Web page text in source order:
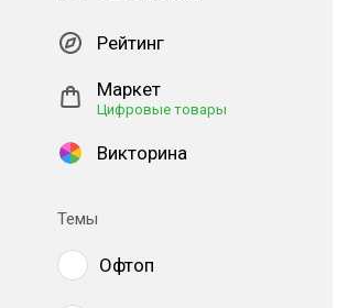
Рейтинг
Маркет
Цифровые товары
Викторина
Темы
Офтоп